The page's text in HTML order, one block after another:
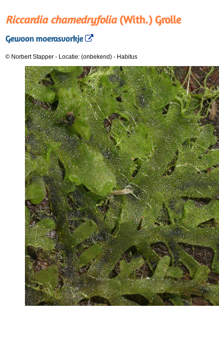
Riccardia chamedryfolia(With.) Grolle
Gewoon moerasvorkje
© Norbert Stapper - Locatie: (onbekend) - Habitus